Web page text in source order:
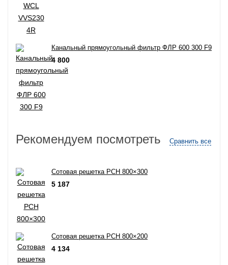
Канальный прямоугольный фильтр ФЛР 600 300 F9
4 800
Рекомендуем посмотреть Сравнить все
Сотовая решетка РСН 800×300
5 187
Сотовая решетка РСН 800×200
4 134